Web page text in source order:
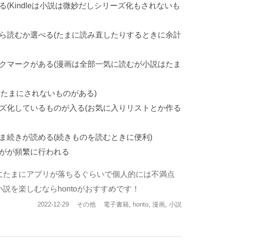
(Kindleは小説は微妙だしシリーズ化もされないも
読むか選べる(たまに読み直したりするときに余計
マークがある(漫画は全部一気に読むが小説はたま
まにされないものがある)
化しているものが入る(お気に入りリストとか作る
続きが読める(続きものを読むときに便利)
が頻繁に行われる
まにアプリが落ちるぐらいで個人的には不満点
を楽しむならhontoがおすすめです！
投
2022-12-29
カ
ー
その他
タ
電子書籍, honto, 漫画, 小説